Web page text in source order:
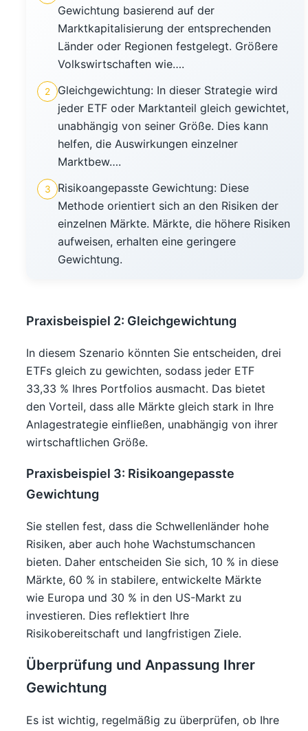
Gewichtung basierend auf der
Marktkapitalisierung der entsprechenden
Länder oder Regionen festgelegt. Größere
Volkswirtschaften wie….
2
Gleichgewichtung: In dieser Strategie wird
jeder ETF oder Marktanteil gleich gewichtet,
unabhängig von seiner Größe. Dies kann
helfen, die Auswirkungen einzelner
Marktbew….
3
Risikoangepasste Gewichtung: Diese
Methode orientiert sich an den Risiken der
einzelnen Märkte. Märkte, die höhere Risiken
aufweisen, erhalten eine geringere
Gewichtung.
Praxisbeispiel 2: Gleichgewichtung
In diesem Szenario könnten Sie entscheiden, drei
ETFs gleich zu gewichten, sodass jeder ETF
33,33 % Ihres Portfolios ausmacht. Das bietet
den Vorteil, dass alle Märkte gleich stark in Ihre
Anlagestrategie einfließen, unabhängig von ihrer
wirtschaftlichen Größe.
Praxisbeispiel 3: Risikoangepasste
Gewichtung
Sie stellen fest, dass die Schwellenländer hohe
Risiken, aber auch hohe Wachstumschancen
bieten. Daher entscheiden Sie sich, 10 % in diese
Märkte, 60 % in stabilere, entwickelte Märkte
wie Europa und 30 % in den US-Markt zu
investieren. Dies reflektiert Ihre
Risikobereitschaft und langfristigen Ziele.
Überprüfung und Anpassung Ihrer
Gewichtung
Es ist wichtig, regelmäßig zu überprüfen, ob Ihre